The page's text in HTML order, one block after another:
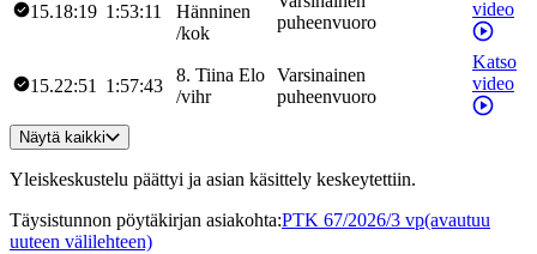
15.18:19 1:53:11
Hänninen
/kok
puheenvuoro
video
15.22:51 1:57:43
8. Tiina Elo
/vihr
Varsinainen
puheenvuoro
Katso
video
Näytä kaikki
Yleiskeskustelu päättyi ja asian käsittely keskeytettiin.
Täysistunnon pöytäkirjan asiakohta:PTK 67/2026/3 vp(avautuu
uuteen välilehteen)